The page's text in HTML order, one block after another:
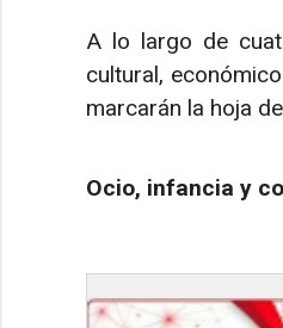
A lo largo de
cultural,
marcarán la hoja
Ocio, infancia y